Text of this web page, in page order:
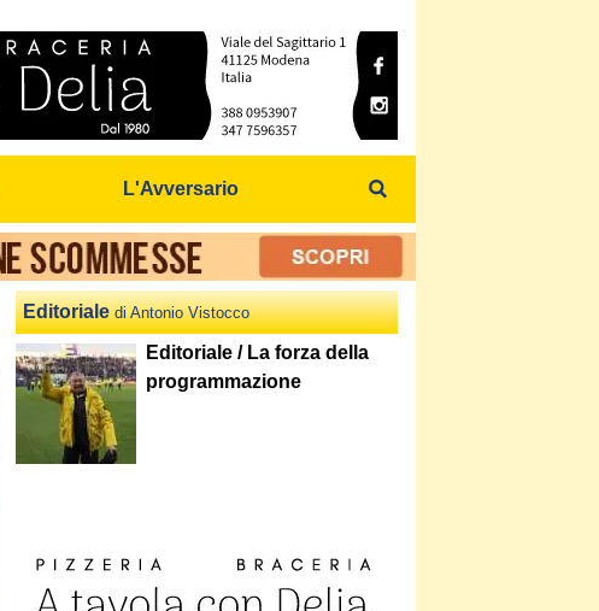
L'Avversario
Editoriale di Antonio Vistocco
Editoriale / La forza della
programmazione